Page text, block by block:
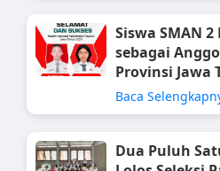
Siswa SMAN
sebagai
Provinsi Jawa
Baca
Dua Puluh